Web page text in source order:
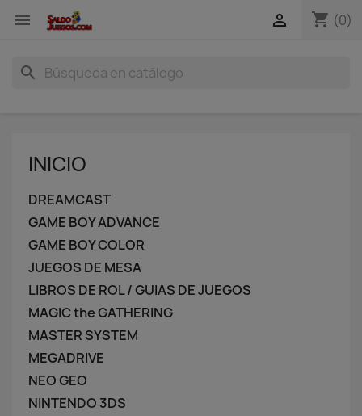
 shopping_cart (0)

search
INICIO
DREAMCAST
GAME BOY ADVANCE
GAME BOY COLOR
JUEGOS DE MESA
LIBROS DE ROL / GUIAS DE JUEGOS
MAGIC the GATHERING
MASTER SYSTEM
MEGADRIVE
NEO GEO
NINTENDO 3DS